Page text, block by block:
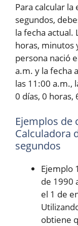
Para calcular
segundos,
la fecha actual.
horas, minutos
persona nació
a.m. y la fecha
las 11:00 a.m.,
0 días, 0 horas,
Ejemplos de
Calculadora
segundos
Ejemplo
de 1990
el 1 de
obtiene